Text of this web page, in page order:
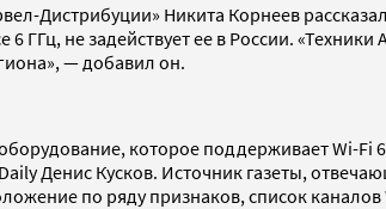
Дистрибуции» Никита Корнеев
не задействует ее в России.
— добавил он.
которое поддерживает Wi-
Денис Кусков. Источник газеты,
по ряду признаков, список